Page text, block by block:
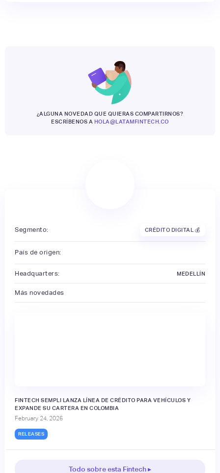
¿ALGUNA NOVEDAD QUE QUIERAS COMPARTIRNOS?
ESCRÍBENOS A HOLA@LATAMFINTECH.CO
Segmento: CRÉDITO DIGITAL 💰
País de origen:
Headquarters: MEDELLÍN
Más novedades
FINTECH SEMPLI LANZA LÍNEA DE CRÉDITO PARA VEHÍCULOS Y
EXPANDE SU CARTERA EN COLOMBIA
February 24, 2026
RELEASES
Todo sobre esta Fintech ▸